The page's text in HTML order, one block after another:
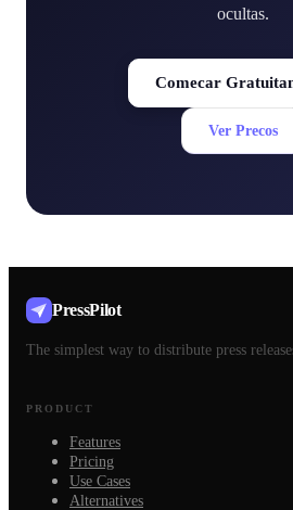
ocultas.
Comecar
Ver Precos
PressPilot
The simplest way to distribute press
PRODUCT
Features
Pricing
Use Cases
Alternatives